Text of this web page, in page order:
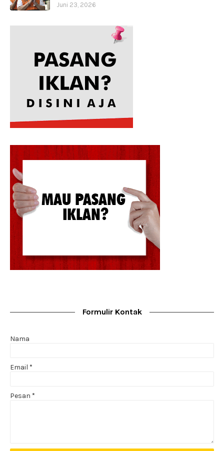
Juni 23, 2026
Formulir Kontak
Nama
Email *
Pesan *